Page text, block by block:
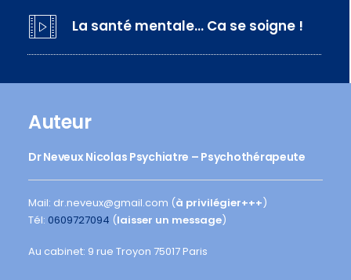
La santé mentale… Ca se soigne !
Auteur
Dr Neveux Nicolas Psychiatre – Psychothérapeute
Mail: dr.neveux@gmail.com (à privilégier+++)
Tél: 0609727094 (laisser un message)
Au cabinet: 9 rue Troyon 75017 Paris